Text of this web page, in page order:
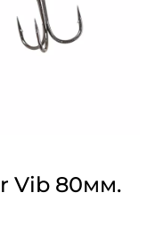
Vib 80мм.